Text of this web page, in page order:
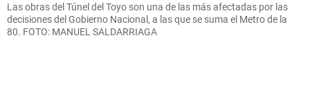
Las obras del Túnel del Toyo son una de las más afectadas por las
decisiones del Gobierno Nacional, a las que se suma el Metro de la
80. FOTO: MANUEL SALDARRIAGA